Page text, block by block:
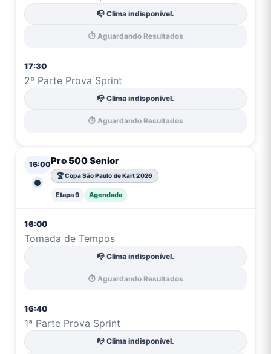
📭 Clima indisponível.
⏱️ Aguardando Resultados
17:30
2ª Parte Prova Sprint
📭 Clima indisponível.
⏱️ Aguardando Resultados
16:00Pro 500 Senior
🏆 Copa São Paulo de Kart 2026
Etapa 9 Agendada
16:00
Tomada de Tempos
📭 Clima indisponível.
⏱️ Aguardando Resultados
16:40
1ª Parte Prova Sprint
📭 Clima indisponível.